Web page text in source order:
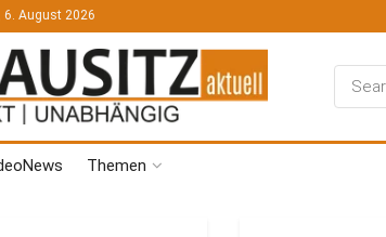
6. August 2026
Themen